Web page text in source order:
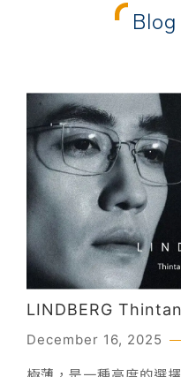
Blog
LINDBERG
被記住
December 16, 2025